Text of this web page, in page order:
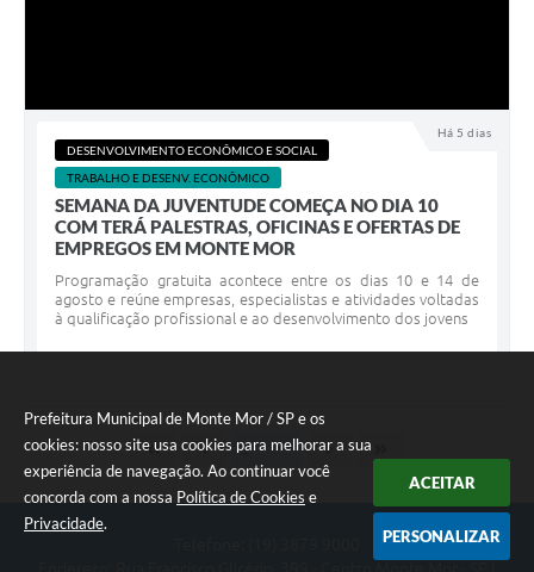
Prefeitura Municipal de Monte Mor / SP e os
cookies: nosso site usa cookies para melhorar a sua
experiência de navegação. Ao continuar você
concorda com a nossa Política de Cookies e
Privacidade.
ACEITAR
PERSONALIZAR
Há 5 dias
DESENVOLVIMENTO ECONÔMICO E SOCIAL
TRABALHO E DESENV. ECONÔMICO
SEMANA DA JUVENTUDE COMEÇA NO DIA 10
COM TERÁ PALESTRAS, OFICINAS E OFERTAS DE
EMPREGOS EM MONTE MOR
Programação gratuita acontece entre os dias 10 e 14 de
agosto e reúne empresas, especialistas e atividades voltadas
à qualificação profissional e ao desenvolvimento dos jovens